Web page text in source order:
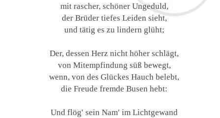
mit rascher, schöner Ungeduld,
der Brüder tiefes Leiden sieht,
und tätig es zu lindern glüht;
Der, dessen Herz nicht höher schlägt,
von Mitempfindung süß bewegt,
wenn, von des Glückes Hauch belebt,
die Freude fremde Busen hebt:
Und flög′ sein Nam′ im Lichtgewand